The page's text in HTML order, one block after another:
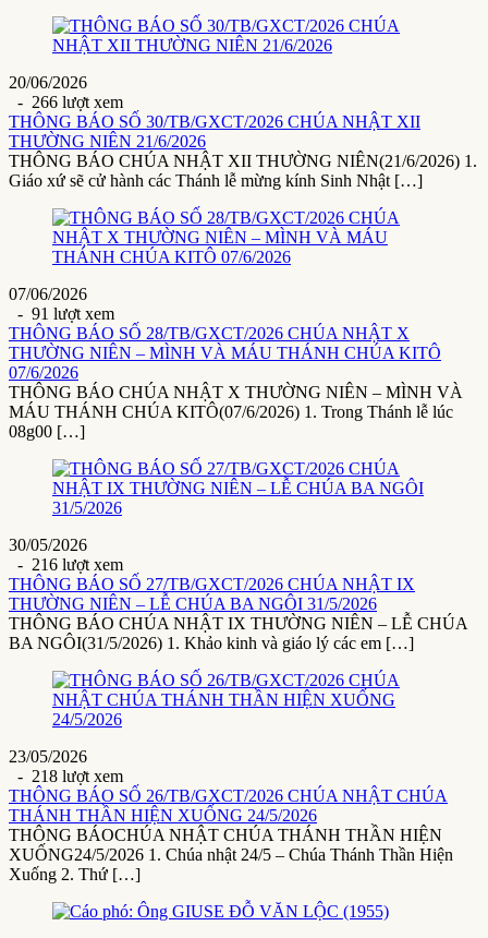
20/06/2026
- 266 lượt xem
THÔNG BÁO SỐ 30/TB/GXCT/2026 CHÚA NHẬT XII
THƯỜNG NIÊN 21/6/2026
THÔNG BÁO CHÚA NHẬT XII THƯỜNG NIÊN(21/6/2026) 1.
Giáo xứ sẽ cử hành các Thánh lễ mừng kính Sinh Nhật […]
07/06/2026
- 91 lượt xem
THÔNG BÁO SỐ 28/TB/GXCT/2026 CHÚA NHẬT X
THƯỜNG NIÊN – MÌNH VÀ MÁU THÁNH CHÚA KITÔ
07/6/2026
THÔNG BÁO CHÚA NHẬT X THƯỜNG NIÊN – MÌNH VÀ
MÁU THÁNH CHÚA KITÔ(07/6/2026) 1. Trong Thánh lễ lúc
08g00 […]
30/05/2026
- 216 lượt xem
THÔNG BÁO SỐ 27/TB/GXCT/2026 CHÚA NHẬT IX
THƯỜNG NIÊN – LỄ CHÚA BA NGÔI 31/5/2026
THÔNG BÁO CHÚA NHẬT IX THƯỜNG NIÊN – LỄ CHÚA
BA NGÔI(31/5/2026) 1. Khảo kinh và giáo lý các em […]
23/05/2026
- 218 lượt xem
THÔNG BÁO SỐ 26/TB/GXCT/2026 CHÚA NHẬT CHÚA
THÁNH THẦN HIỆN XUỐNG 24/5/2026
THÔNG BÁOCHÚA NHẬT CHÚA THÁNH THẦN HIỆN
XUỐNG24/5/2026 1. Chúa nhật 24/5 – Chúa Thánh Thần Hiện
Xuống 2. Thứ […]